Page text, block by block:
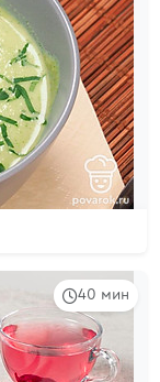
40 мин